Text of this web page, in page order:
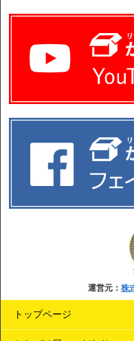
運営元： 株
トップページ